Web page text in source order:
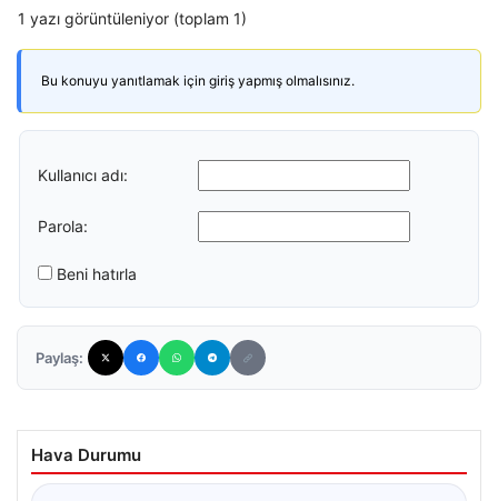
1 yazı görüntüleniyor (toplam 1)
Bu konuyu yanıtlamak için giriş yapmış olmalısınız.
Kullanıcı adı:
Parola:
Beni hatırla
Paylaş:
Hava Durumu